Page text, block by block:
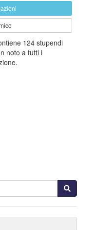
124 stupendi
noto a tutti i